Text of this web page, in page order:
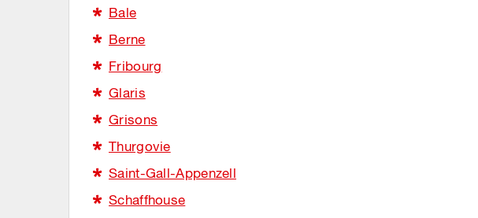
Bale
Berne
Fribourg
Glaris
Grisons
Thurgovie
Saint-Gall-Appenzell
Schaffhouse